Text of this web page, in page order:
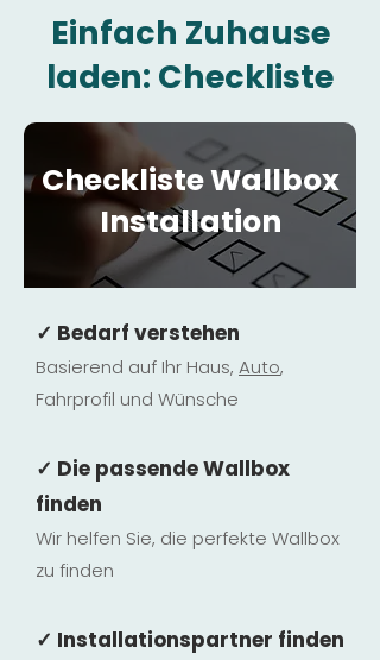
Einfach Zuhause
laden: Checkliste
Checkliste Wallbox
Installation
✓ Bedarf verstehen
Basierend auf Ihr Haus, Auto,
Fahrprofil und Wünsche
✓ Die passende Wallbox
finden
Wir helfen Sie, die perfekte Wallbox
zu finden
✓ Installationspartner finden